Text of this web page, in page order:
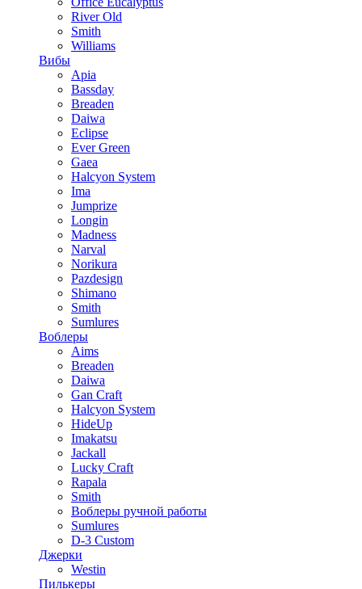
River Old
Smith
Williams
Вибы
Apia
Bassday
Breaden
Daiwa
Eclipse
Ever Green
Gaea
Halcyon System
Ima
Jumprize
Longin
Madness
Narval
Norikura
Pazdesign
Shimano
Smith
Sumlures
Воблеры
Aims
Breaden
Daiwa
Gan Craft
Halcyon System
HideUp
Imakatsu
Jackall
Lucky Craft
Rapala
Smith
Воблеры ручной работы
Sumlures
D-3 Custom
Джерки
Westin
Пилькеры